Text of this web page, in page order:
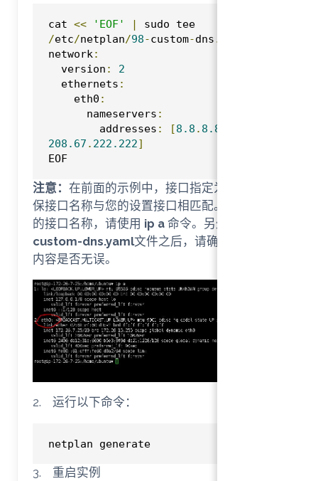
cat << 'EOF'
sudo tee
/etc/netplan/98-custom-dns .
network:
  version
:
2
  ethernets
:
    eth0
:
      nameservers
:
        addresses
: [8.8 . 8.8
208.67 . 222.222]
EOF
注意： 在前面的示例中，接口指定为
保接口名称与您的设置接口相匹配。要查看您
的接口名称，请使用 ip a命令。另外在创建
custom-dns.yaml文件之后，请确认一下文件
内容是否无误。
2. 运行以下命令：
netplan generate
3. 重启实例